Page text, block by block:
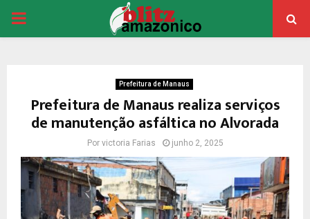
PRIMARY
Prefeitura de Manaus
Prefeitura de Manaus realiza serviços
de manutenção asfáltica no Alvorada
Por victoria Farias junho 2, 2025